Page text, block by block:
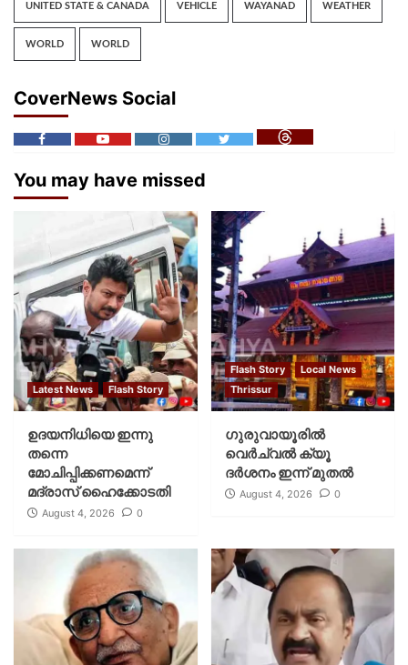
UNITED STATE & CANADA VEHICLE WAYANAD WEATHER
WORLD WORLD
CoverNews Social
You may have missed
Latest News Flash Story
ഉദയനിധിയെ ഇന്നു
തന്നെ
മോചിപ്പിക്കണമെന്ന്
മദ്രാസ് ഹൈക്കോടതി
August 4, 2026 0
Flash Story
Local News
Thrissur
ഗുരുവായൂരില്‍
വെര്‍ച്വല്‍ ക്യൂ
ദര്‍ശനം ഇന്ന് മുതല്‍
August 4, 2026 0